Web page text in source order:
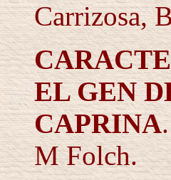
Carrizosa,
EL GEN
CAPRINA
M Folch.